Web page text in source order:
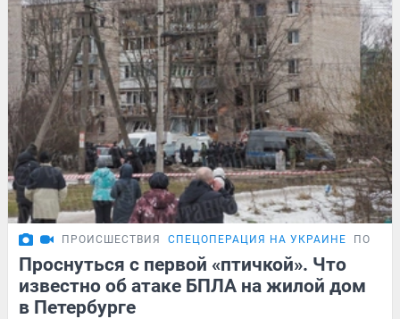
ПРОИСШЕСТВИЯ СПЕЦОПЕРАЦИЯ НА УКРАИНЕ
Проснуться с первой «птичкой». Что
известно об атаке БПЛА на жилой дом
в Петербурге